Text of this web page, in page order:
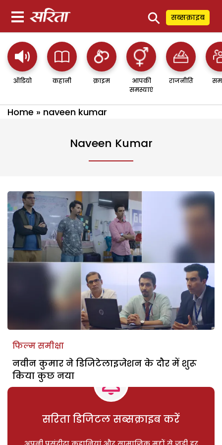
⚲ सब्सक्राइब
ऑडियो कहानी क्राइम
आपकी
समस्याएं
राजनीति
Home » naveen kumar
Naveen Kumar
फिल्म समीक्षा
नवीन कुमार ने डिजिटेलाइजेशन के दौर में शुरू
किया कुछ नया
सरिता डिजिटल सब्सक्राइब करें